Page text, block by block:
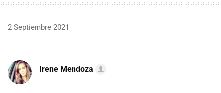
2 Septiembre 2021
Irene Mendoza